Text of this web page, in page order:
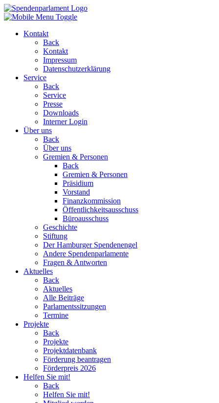
Kontakt
Back
Kontakt
Impressum
Datenschutzerklärung
Service
Back
Service
Presse
Downloads
Interner Login
Über uns
Back
Über uns
Gremien & Personen
Back
Gremien & Personen
Präsidium
Vorstand
Finanzkommission
Öffentlichkeitsausschuss
Büroausschuss
Geschichte
Stiftung
Der Hamburger Spendenengel
Andere Spendenparlamente
Fragen & Antworten
Aktuelles
Back
Aktuelles
Alle Beiträge
Parlamentssitzungen
Termine
Projekte
Back
Projekte
Projektdatenbank
Förderung beantragen
Förderpreis 2026
Helfen Sie mit!
Back
Helfen Sie mit!